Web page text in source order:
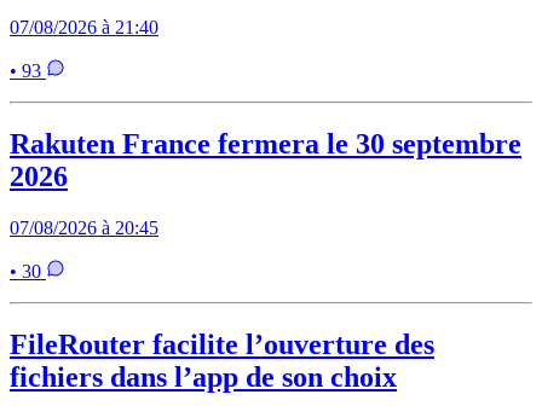
07/08/2026 à 21:40
• 93
Rakuten France fermera le 30 septembre
2026
07/08/2026 à 20:45
• 30
FileRouter facilite l’ouverture des
fichiers dans l’app de son choix